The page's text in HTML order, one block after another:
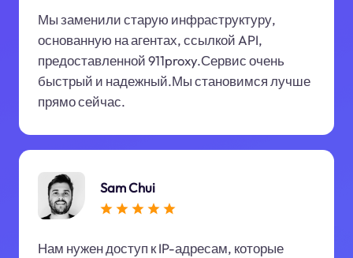
Мы заменили старую инфраструктуру,
основанную на агентах, ссылкой API,
предоставленной 911proxy.Сервис очень
быстрый и надежный.Мы становимся лучше
прямо сейчас.
Sam Chui
Нам нужен доступ к IP-адресам, которые